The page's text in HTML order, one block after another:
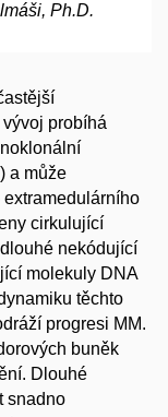
Ph.D.
probíhá
a může
extramedulárního
cirkulující
nekódující
molekuly DNA
těchto
progresi MM.
buněk
Dlouhé
snadno